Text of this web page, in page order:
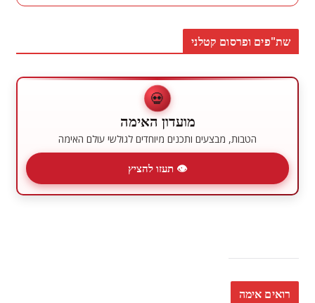
שת"פים ופרסום קטלני
💀
מועדון האימה
הטבות, מבצעים ותכנים מיוחדים לגולשי עולם האימה
👁 תעזו להציץ
רואים אימה